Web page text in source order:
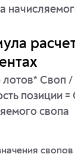
лотов* Своп /
позиции
свопа
свопов